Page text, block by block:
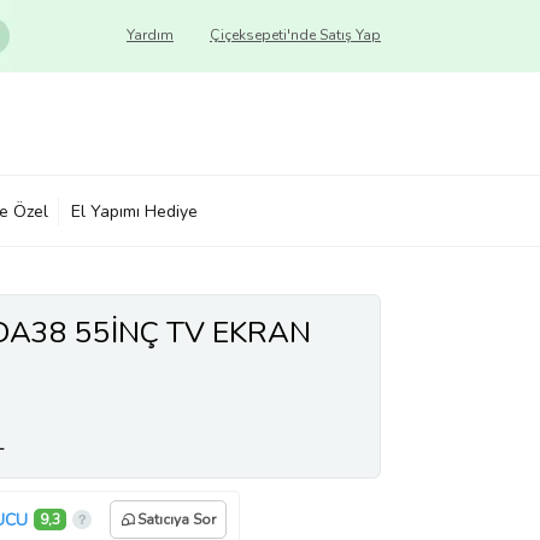
Çiçeksepeti'nde Satış Yap
Yardım
Özel El Yapımı Hediye
55İNÇ TV EKRAN
9,3 Satıcıya Sor